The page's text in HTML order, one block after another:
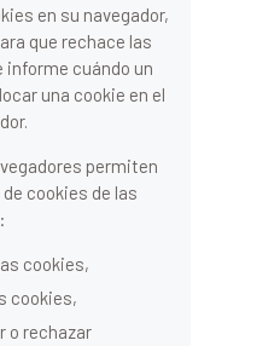
en su navegador,
que rechace las
informe cuándo un
una cookie en el
permiten
cookies de las
cookies,
cookies,
o rechazar